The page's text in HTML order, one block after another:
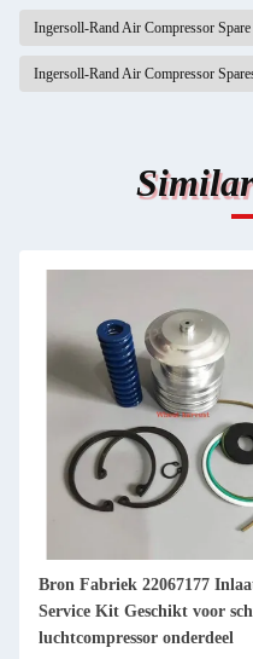
Ingersoll-Rand Air Compressor Spare
Ingersoll-Rand Air Compressor
Bron Fabriek 22067177
Service Kit Geschikt voor
luchtcompressor onderdeel